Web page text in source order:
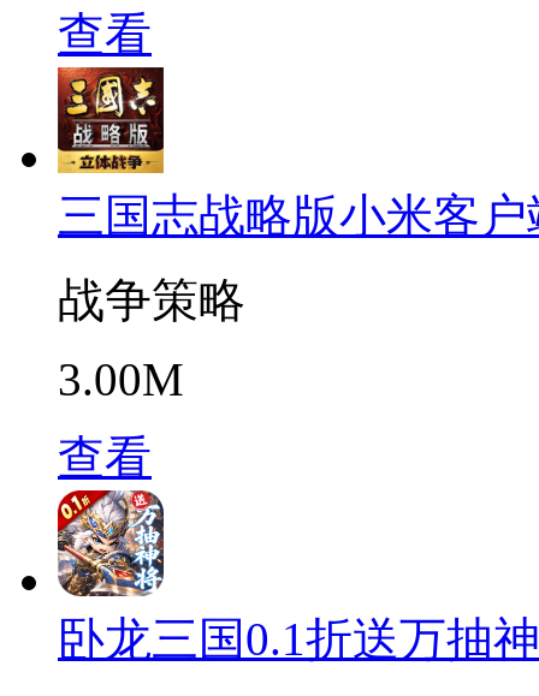
查看
三国志战略版小米客户
战争策略
3.00M
查看
卧龙三国0.1折送万抽